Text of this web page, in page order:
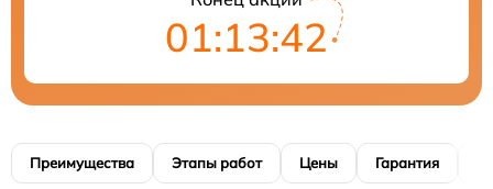
01:13:41
Преимущества Этапы работ Цены Гарантия